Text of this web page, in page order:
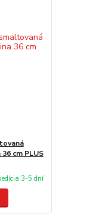
cm PLUS
3-5 dní